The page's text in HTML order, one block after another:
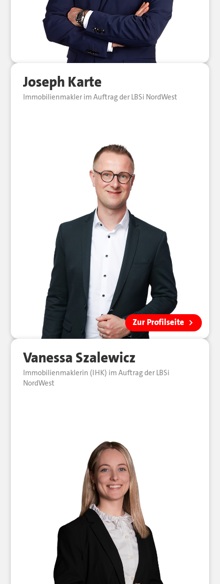
Zur Profilseite
Joseph Karte
Immobilienmakler im Auftrag der LBSi NordWest
Vanessa Szalewicz
Immobilienmaklerin (IHK) im Auftrag der LBSi
NordWest